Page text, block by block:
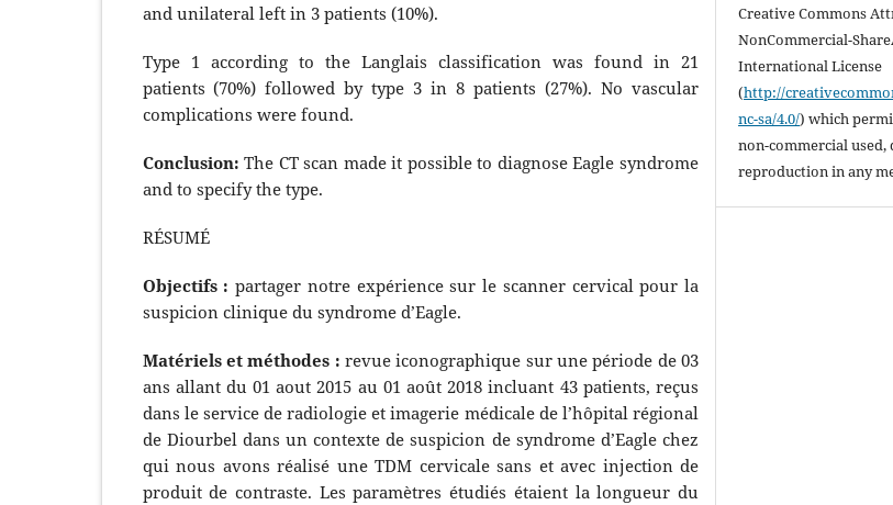
and unilateral left in 3 patients (10%).
Type 1 according to the Langlais classification was found in 21
patients (70%) followed by type 3 in 8 patients (27%). No vascular
complications were found.
Conclusion:The CT scan made it possible to diagnose Eagle syndrome
and to specify the type.
RÉSUMÉ
Objectifs : partager notre expérience sur le scanner cervical pour la
suspicion clinique du syndrome d’Eagle.
Matériels et méthodes : revue iconographique sur une période de 03
ans allant du 01 aout 2015 au 01 août 2018 incluant 43 patients, reçus
dans le service de radiologie et imagerie médicale de l’hôpital régional
de Diourbel dans un contexte de suspicion de syndrome d’Eagle chez
qui nous avons réalisé une TDM cervicale sans et avec injection de
produit de contraste. Les paramètres étudiés étaient la longueur du
Creative Commons
NonCommercial-
International License
(http://
nc-sa/4.0/) which
non-commercial
reproduction in any